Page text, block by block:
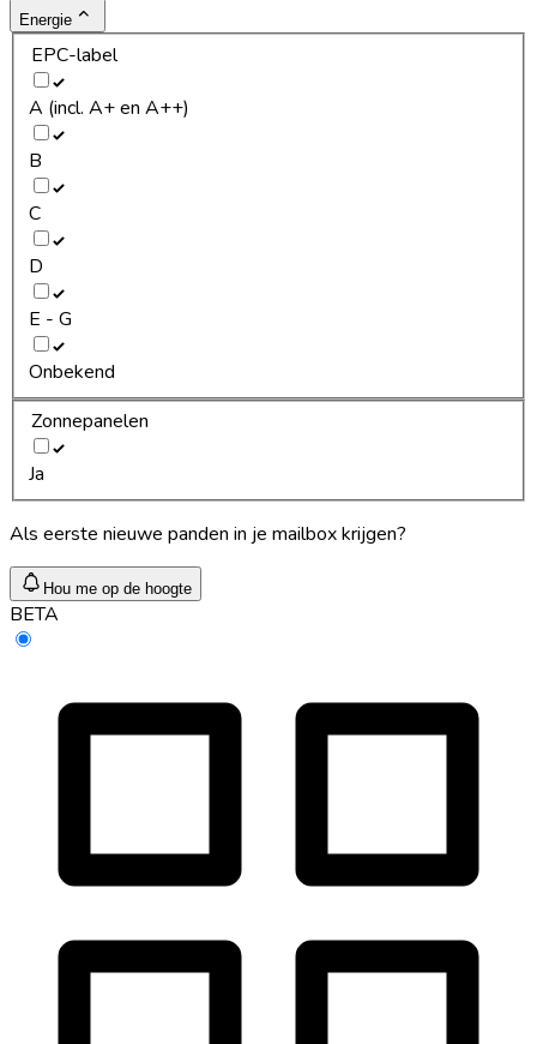
Energie
EPC-label
A (incl. A+ en A++)
B
C
D
E - G
Onbekend
Zonnepanelen
Ja
Als eerste nieuwe panden in je mailbox krijgen?
Hou me op de hoogte
BETA